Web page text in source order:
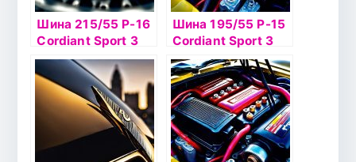
Шина 215/55 Р-16
Cordiant Sport 3
93V б/к
Шина 195/55 Р-15
Cordiant Sport 3
PS-2 85V б/к